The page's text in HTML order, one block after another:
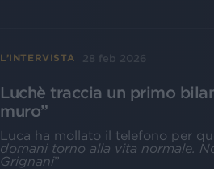
L’INTERVISTA 28 feb 2026
Luchè traccia un primo
muro”
Luca ha mollato il telefono per
domani torno alla vita normale.
Grignani”